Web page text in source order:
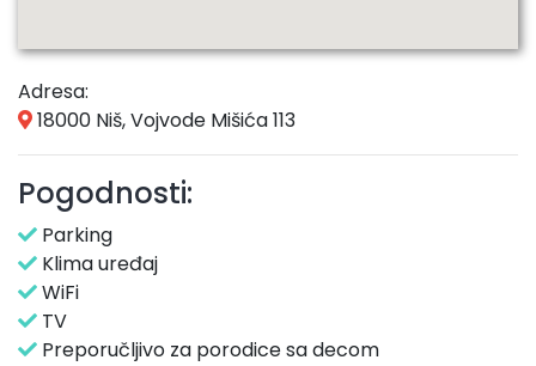
Adresa:
18000 Niš, Vojvode Mišića 113
Pogodnosti:
Parking
Klima uređaj
WiFi
TV
Preporučljivo za porodice sa decom